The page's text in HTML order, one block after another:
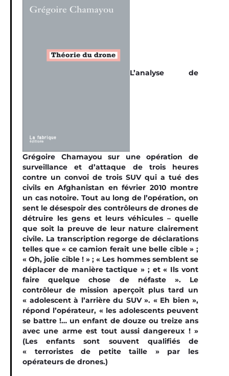
L’analyse de
Grégoire Chamayou sur une opération de
surveillance et d’attaque de trois heures
contre un convoi de trois SUV qui a tué des
civils en Afghanistan en février 2010 montre
un cas notoire. Tout au long de l’opération, on
sent le désespoir des contrôleurs de drones de
détruire les gens et leurs véhicules – quelle
que soit la preuve de leur nature clairement
civile. La transcription regorge de déclarations
telles que « ce camion ferait une belle cible » ;
« Oh, jolie cible ! » ; « Les hommes semblent se
déplacer de manière tactique » ; et « Ils vont
faire quelque chose de néfaste ». Le
contrôleur de mission aperçoit plus tard un
« adolescent à l’arrière du SUV ». « Eh bien »,
répond l’opérateur, « les adolescents peuvent
se battre !… un enfant de douze ou treize ans
avec une arme est tout aussi dangereux ! »
(Les enfants sont souvent qualifiés de
« terroristes de petite taille » par les
opérateurs de drones.)